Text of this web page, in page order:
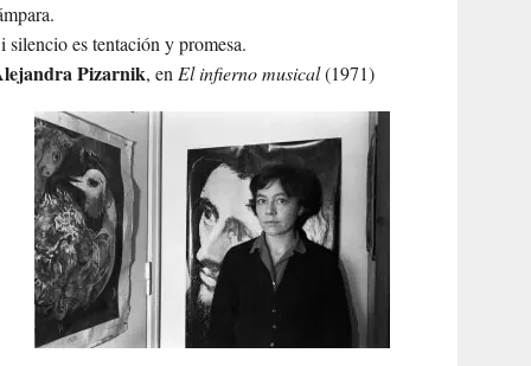
silencio es tentación y promesa.
Pizarnik, enEl infierno musical(1971)